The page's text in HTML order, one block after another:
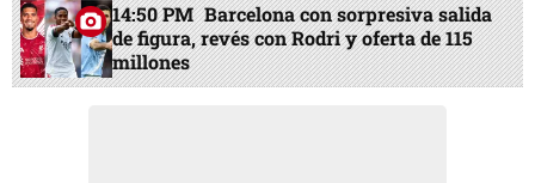
14:50 PM Barcelona con sorpresiva salida
de figura, revés con Rodri y oferta de 115
millones